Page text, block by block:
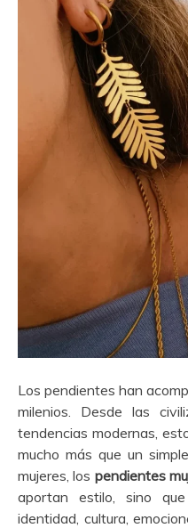
Los pendientes han
milenios. Desde las
tendencias modernas,
mucho más que un
mujeres, los pendientes
aportan estilo, sino
identidad, cultura,